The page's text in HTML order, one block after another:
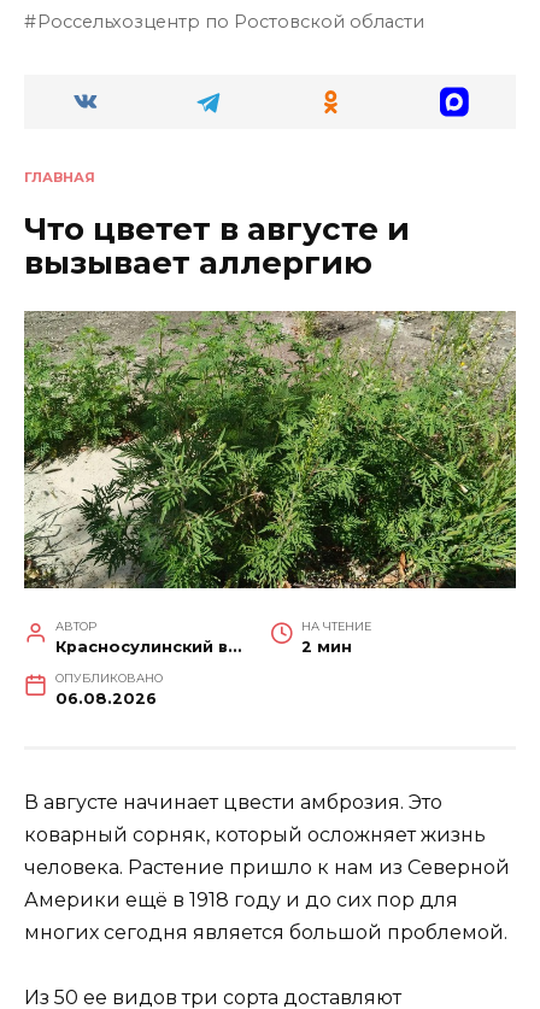
Россельхозцентр по Ростовской области
ГЛАВНАЯ
Что цветет в августе и
вызывает аллергию
АВТОР
Красносулинский вестник
НА ЧТЕНИЕ
2 мин
ОПУБЛИКОВАНО
06.08.2026
В августе начинает цвести амброзия. Это
коварный сорняк, который осложняет жизнь
человека. Растение пришло к нам из Северной
Америки ещё в 1918 году и до сих пор для
многих сегодня является большой проблемой.
Из 50 ее видов три сорта доставляют